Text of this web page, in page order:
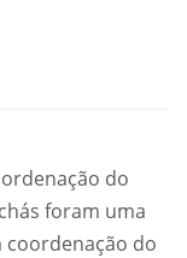
do
foram uma
coordenação do